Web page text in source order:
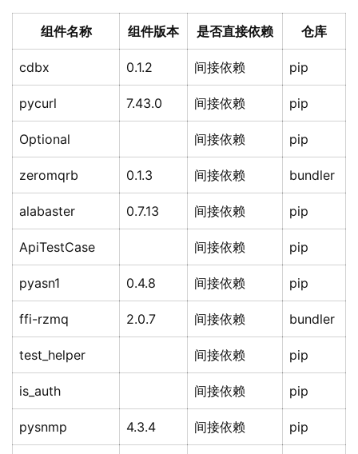
组件名称 组件版本 是否直接依赖 仓库
cdbx 0.1.2 间接依赖 pip
pycurl 7.43.0 间接依赖 pip
Optional 间接依赖 pip
zeromqrb 0.1.3 间接依赖 bundler
alabaster 0.7.13 间接依赖 pip
ApiTestCase 间接依赖 pip
pyasn1 0.4.8 间接依赖 pip
ffi-rzmq 2.0.7 间接依赖 bundler
test_helper 间接依赖 pip
is_auth 间接依赖 pip
pysnmp 4.3.4 间接依赖 pip